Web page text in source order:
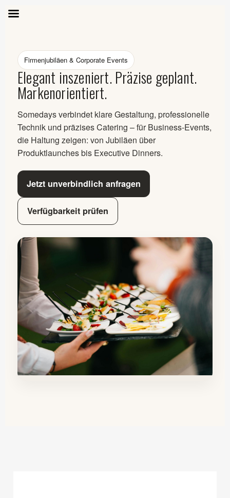
Firmenjubiläen & Corporate Events
Elegant inszeniert. Präzise geplant.
Markenorientiert.
Somedays verbindet klare Gestaltung, professionelle
Technik und präzises Catering – für Business-Events,
die Haltung zeigen: von Jubiläen über
Produktlaunches bis Executive Dinners.
Jetzt unverbindlich anfragen
Verfügbarkeit prüfen